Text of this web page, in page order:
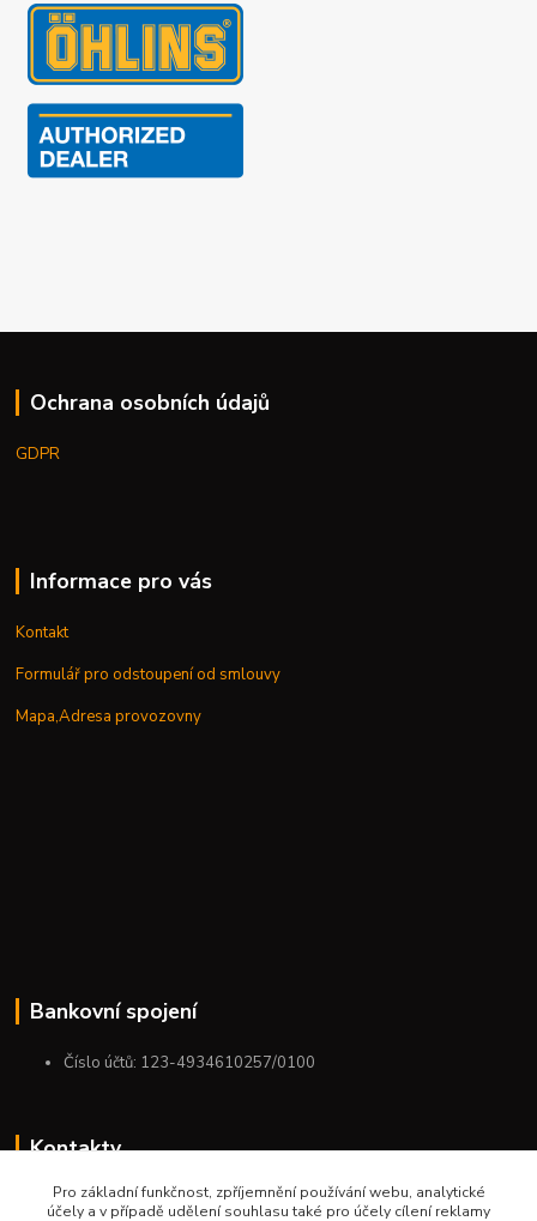
Ochrana osobních údajů
GDPR
Informace pro vás
Kontakt
Formulář pro odstoupení od smlouvy
Mapa,Adresa provozovny
Bankovní spojení
Číslo účtů: 123-4934610257/0100
Kontakty
+420 775 954 963
Pro základní funkčnost, zpříjemnění používání webu, analytické
účely a v případě udělení souhlasu také pro účely cílení reklamy